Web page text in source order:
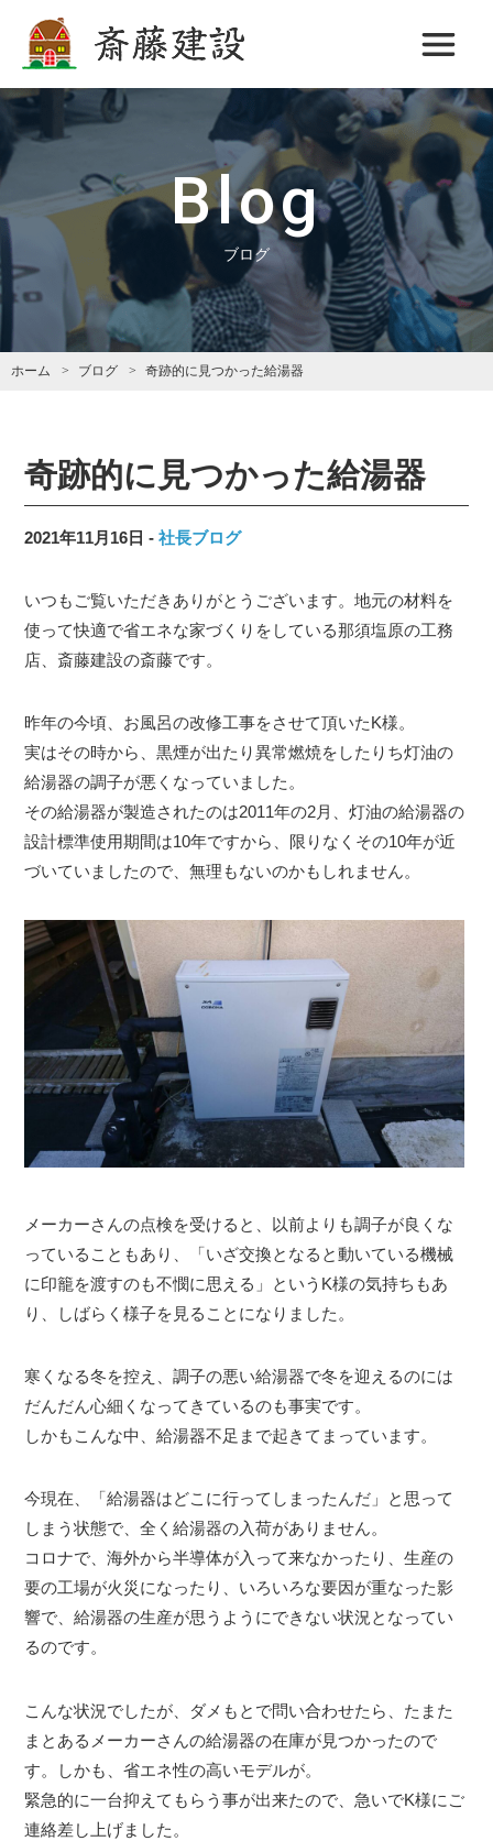
斎藤建設
Blog
ブログ
ホーム ブログ 奇跡的に見つかった給湯器
奇跡的に見つかった給湯器
2021年11月16日 社長ブログ
いつもご覧いただきありがとうございます。地元の材料を
使って快適で省エネな家づくりをしている那須塩原の工務
店、斎藤建設の斎藤です。
昨年の今頃、お風呂の改修工事をさせて頂いたK様。
実はその時から、黒煙が出たり異常燃焼をしたりち灯油の
給湯器の調子が悪くなっていました。
その給湯器が製造されたのは2011年の2月、灯油の給湯器の
設計標準使用期間は10年ですから、限りなくその10年が近
づいていましたので、無理もないのかもしれません。
メーカーさんの点検を受けると、以前よりも調子が良くな
っていることもあり、「いざ交換となると動いている機械
に印籠を渡すのも不憫に思える」というK様の気持ちもあ
り、しばらく様子を見ることになりました。
寒くなる冬を控え、調子の悪い給湯器で冬を迎えるのには
だんだん心細くなってきているのも事実です。
しかもこんな中、給湯器不足まで起きてまっています。
今現在、「給湯器はどこに行ってしまったんだ」と思って
しまう状態で、全く給湯器の入荷がありません。
コロナで、海外から半導体が入って来なかったり、生産の
要の工場が火災になったり、いろいろな要因が重なった影
響で、給湯器の生産が思うようにできない状況となってい
るのです。
こんな状況でしたが、ダメもとで問い合わせたら、たまた
まとあるメーカーさんの給湯器の在庫が見つかったので
す。しかも、省エネ性の高いモデルが。
緊急的に一台抑えてもらう事が出来たので、急いでK様にご
連絡差し上げました。